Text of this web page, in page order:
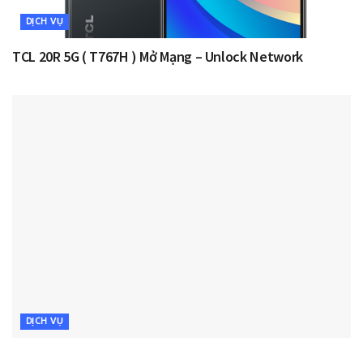
DỊCH VỤ
TCL 20R 5G ( T767H ) Mở Mạng – Unlock Network
DỊCH VỤ